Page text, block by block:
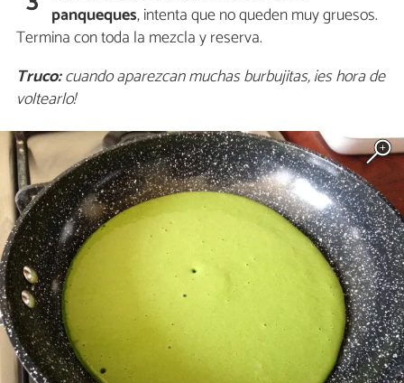
panqueques, intenta que no queden muy gruesos.
Termina con toda la mezcla y reserva.
Truco:cuando aparezcan muchas burbujitas, ¡es hora de
voltearlo!